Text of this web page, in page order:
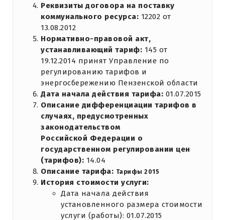
Реквизиты договора на поставку
коммунального ресурса: 12202 от
13.08.2012
Нормативно-правовой акт,
устанавливающий тариф: 145 от
19.12.2014 принят Управление по
регулированию тарифов и
энергосбережению Пензенской области
Дата начала действия тарифа: 01.07.2015
Описание дифференциации тарифов в
случаях, предусмотренных
законодательством
Российской Федерации о
государственном регулировании цен
(тарифов): 14.04
Описание тарифа: Тарифы 2015
История стоимости услуги:
Дата начала действия
установленного размера стоимости
услуги (работы): 01.07.2015